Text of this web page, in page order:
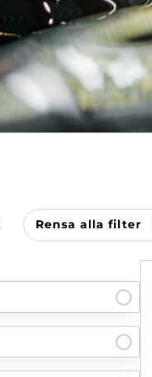
Rensa alla filter